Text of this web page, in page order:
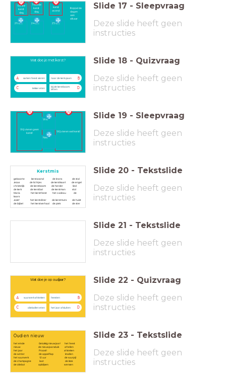
Koppel de
dagen
aan
elkaar
Eerste
kerst
dag
Tweede
kerst
dag
kerst
avond
25 dec
24 dec
26 dec
Slide 17 - Sleepvraag
Deze slide heeft geen
instructies
Wat doe je met kerst?
A samen feest vieren B
naar de kerk gaan
C lekker eten D
bij de kerstboom
zitten
Slide 18 - Quizvraag
Deze slide heeft geen
instructies
Wij vieren geen
kerst!
Wij vieren wel kerst!
Wel
Niet
Slide 19 - Sleepvraag
Deze slide heeft geen
instructies
Kerstmis
geboorte kerstavond de krans de stal
Jezus de lichtjes de kerstkaart de engel
christelijk de kerstboom de herder lied
de kerk de kerstbal de kerstman stol
Maria het kerstfeest het cadeau de
kaars
Jozef het kerstdiner de kerstmuts de hulst
de bijbel het kerstverhaal de piek de ster
Slide 20 - Tekstslide
Deze slide heeft geen
instructies
Slide 21 - Tekstslide
Deze slide heeft geen
instructies
Wat doe je op oudjaar?
A vuurwerk afsteken B
feesten
C oliebollen eten D
het jaar afsluiten
Slide 22 - Quizvraag
Deze slide heeft geen
instructies
Oud en nieuw
het einde Gelukkig nieuwjaar! het feest
nieuw de nieuwjaarsduik aftellen
het jaar Proost! afsteken
de winter de appelflap knallen
het vuurwerk 12 uur de vuurpijl
de champagne laat de klok
de oliebol opblijven wensen
Slide 23 - Tekstslide
Deze slide heeft geen
instructies